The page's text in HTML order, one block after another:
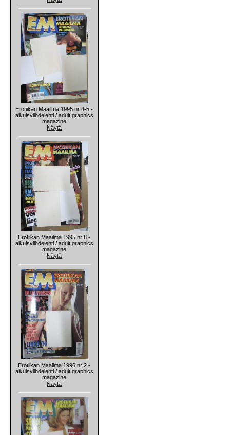
Erotiikan Maailma 1995 nr 4-5 -
aikuisviihdelehti / adult graphics
magazine
Näytä
Erotiikan Maailma 1995 nr 8 -
aikuisviihdelehti / adult graphics
magazine
Näytä
Erotiikan Maailma 1996 nr 2 -
aikuisviihdelehti / adult graphics
magazine
Näytä